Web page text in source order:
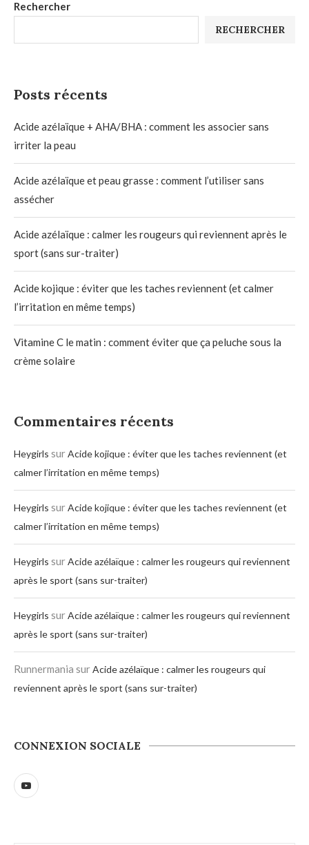
Rechercher
RECHERCHER
Posts récents
Acide azélaïque + AHA/BHA : comment les associer sans
irriter la peau
Acide azélaïque et peau grasse : comment l’utiliser sans
assécher
Acide azélaïque : calmer les rougeurs qui reviennent après le
sport (sans sur-traiter)
Acide kojique : éviter que les taches reviennent (et calmer
l’irritation en même temps)
Vitamine C le matin : comment éviter que ça peluche sous la
crème solaire
Commentaires récents
Heygirls surAcide kojique : éviter que les taches reviennent (et
calmer l’irritation en même temps)
Heygirls surAcide kojique : éviter que les taches reviennent (et
calmer l’irritation en même temps)
Heygirls surAcide azélaïque : calmer les rougeurs qui reviennent
après le sport (sans sur-traiter)
Heygirls surAcide azélaïque : calmer les rougeurs qui reviennent
après le sport (sans sur-traiter)
Runnermania surAcide azélaïque : calmer les rougeurs qui
reviennent après le sport (sans sur-traiter)
CONNEXION SOCIALE